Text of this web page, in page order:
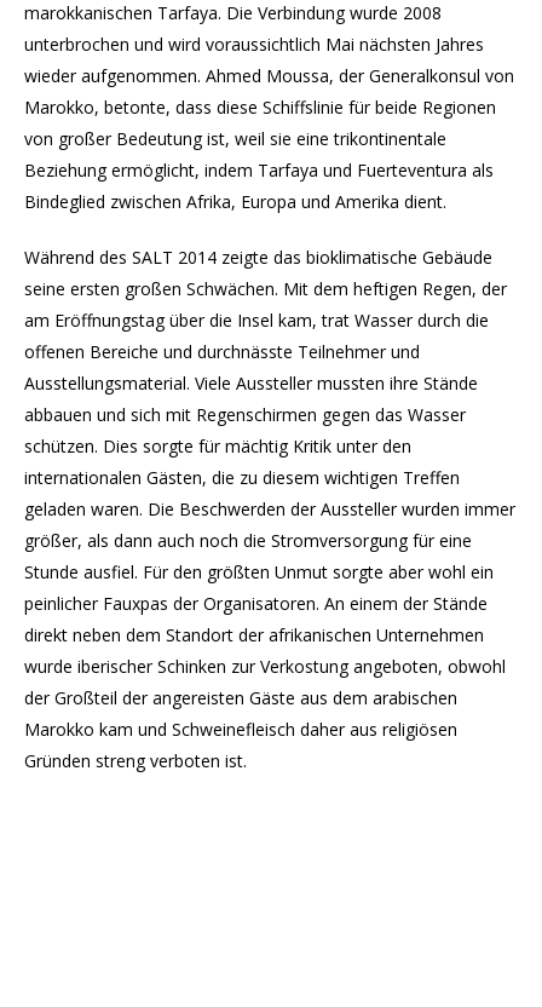
marokkanischen Tarfaya. Die Verbindung wurde 2008
unterbrochen und wird voraussichtlich Mai nächsten Jahres
wieder aufgenommen. Ahmed Moussa, der Generalkonsul von
Marokko, betonte, dass diese Schiffslinie für beide Regionen
von großer Bedeutung ist, weil sie eine trikontinentale
Beziehung ermöglicht, indem Tarfaya und Fuerteventura als
Bindeglied zwischen Afrika, Europa und Amerika dient.
Während des SALT 2014 zeigte das bioklimatische Gebäude
seine ersten großen Schwächen. Mit dem heftigen Regen, der
am Eröffnungstag über die Insel kam, trat Wasser durch die
offenen Bereiche und durchnässte Teilnehmer und
Ausstellungsmaterial. Viele Aussteller mussten ihre Stände
abbauen und sich mit Regenschirmen gegen das Wasser
schützen. Dies sorgte für mächtig Kritik unter den
internationalen Gästen, die zu diesem wichtigen Treffen
geladen waren. Die Beschwerden der Aussteller wurden immer
größer, als dann auch noch die Stromversorgung für eine
Stunde ausfiel. Für den größten Unmut sorgte aber wohl ein
peinlicher Fauxpas der Organisatoren. An einem der Stände
direkt neben dem Standort der afrikanischen Unternehmen
wurde iberischer Schinken zur Verkostung angeboten, obwohl
der Großteil der angereisten Gäste aus dem arabischen
Marokko kam und Schweinefleisch daher aus religiösen
Gründen streng verboten ist.